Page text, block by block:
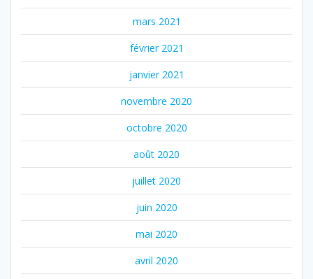
mars 2021
février 2021
janvier 2021
novembre 2020
octobre 2020
août 2020
juillet 2020
juin 2020
mai 2020
avril 2020